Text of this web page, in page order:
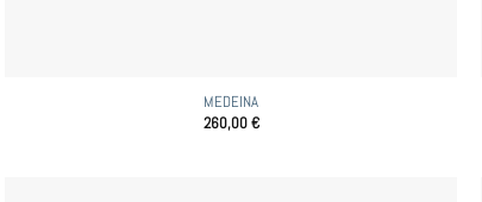
MEDEINA
260,00€